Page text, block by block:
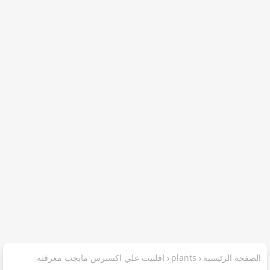
الصفحة الرئيسية plants افلييت علي اكسبرس مايجب معرفته